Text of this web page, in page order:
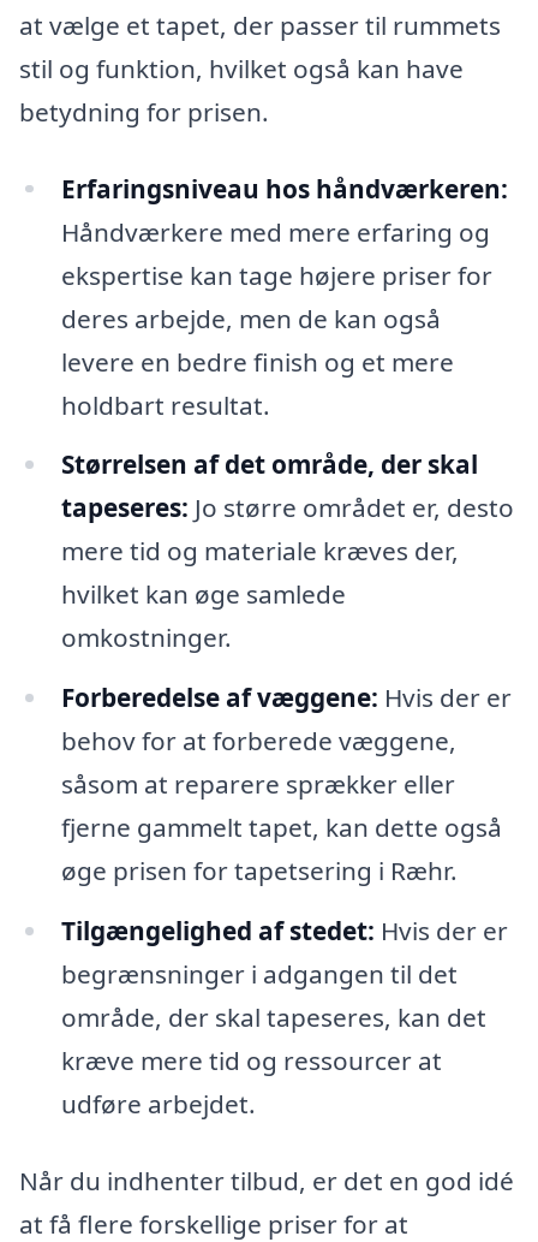
at vælge et tapet, der passer til rummets
stil og funktion, hvilket også kan have
betydning for prisen.
Erfaringsniveau hos håndværkeren:
Håndværkere med mere erfaring og
ekspertise kan tage højere priser for
deres arbejde, men de kan også
levere en bedre finish og et mere
holdbart resultat.
Størrelsen af det område, der skal
tapeseres: Jo større området er, desto
mere tid og materiale kræves der,
hvilket kan øge samlede
omkostninger.
Forberedelse af væggene: Hvis der er
behov for at forberede væggene,
såsom at reparere sprækker eller
fjerne gammelt tapet, kan dette også
øge prisen for tapetsering i Ræhr.
Tilgængelighed af stedet: Hvis der er
begrænsninger i adgangen til det
område, der skal tapeseres, kan det
kræve mere tid og ressourcer at
udføre arbejdet.
Når du indhenter tilbud, er det en god idé
at få flere forskellige priser for at